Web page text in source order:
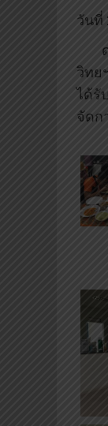
วันที่
ดร
วิทย
ได้รั
จัดก